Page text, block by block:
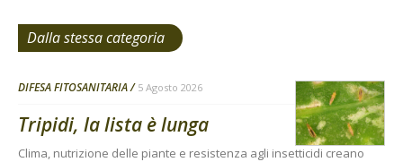
Dalla stessa categoria
DIFESA FITOSANITARIA 5 Agosto 2026
Tripidi, la lista è lunga
Clima, nutrizione delle piante e resistenza agli insetticidi creano